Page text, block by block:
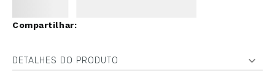
DETALHES DO PRODUTO